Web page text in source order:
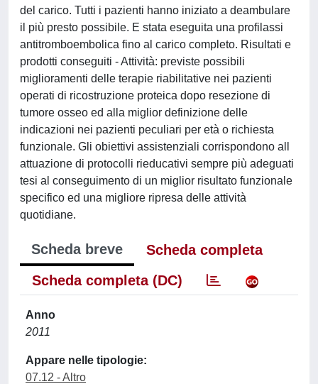
del carico. Tutti i pazienti hanno iniziato a deambulare
il più presto possibile. E stata eseguita una profilassi
antitromboembolica fino al carico completo. Risultati e
prodotti conseguiti - Attività: previste possibili
miglioramenti delle terapie riabilitative nei pazienti
operati di ricostruzione proteica dopo resezione di
tumore osseo ed alla miglior definizione delle
indicazioni nei pazienti peculiari per età o richiesta
funzionale. Gli obiettivi assistenziali corrispondono all
attuazione di protocolli rieducativi sempre più adeguati
tesi al conseguimento di un miglior risultato funzionale
specifico ed una migliore ripresa delle attività
quotidiane.
Scheda breve
Scheda completa
Scheda completa (DC)
Anno
2011
Appare nelle tipologie:
07.12 - Altro